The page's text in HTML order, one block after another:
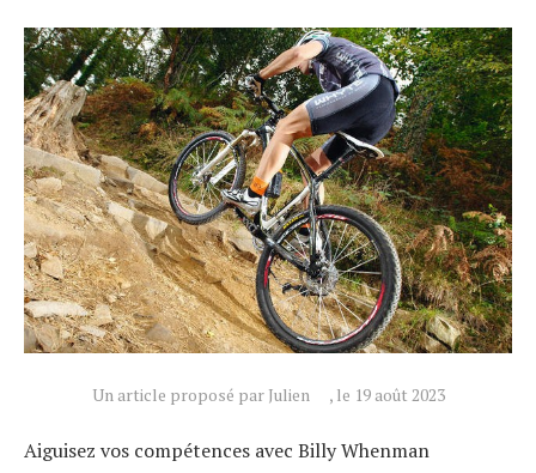
Un article proposé par Julien , le 19 août 2023
Aiguisez vos compétences avec Billy Whenman